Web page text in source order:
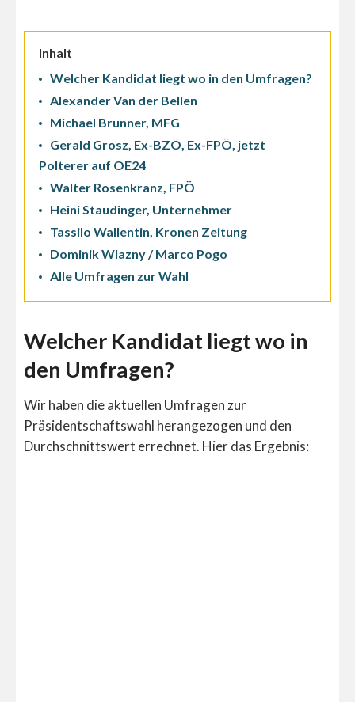
Inhalt
Welcher Kandidat liegt wo in den Umfragen?
Alexander Van der Bellen
Michael Brunner, MFG
Gerald Grosz, Ex-BZÖ, Ex-FPÖ, jetzt
Polterer auf OE24
Walter Rosenkranz, FPÖ
Heini Staudinger, Unternehmer
Tassilo Wallentin, Kronen Zeitung
Dominik Wlazny / Marco Pogo
Alle Umfragen zur Wahl
Welcher Kandidat liegt wo in
den Umfragen?
Wir haben die aktuellen Umfragen zur
Präsidentschaftswahl herangezogen und den
Durchschnittswert errechnet. Hier das Ergebnis: